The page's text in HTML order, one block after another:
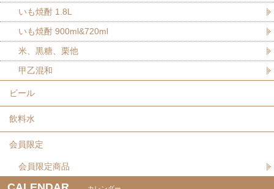
いも焼酎 1.8L
いも焼酎 900ml&720ml
米、黒糖、栗他
甲乙混和
ビール
飲料水
会員限定
会員限定商品